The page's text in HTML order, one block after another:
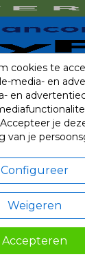
cookies te
media- en
en
je
van je
Configureer
Weigeren
Accepteren